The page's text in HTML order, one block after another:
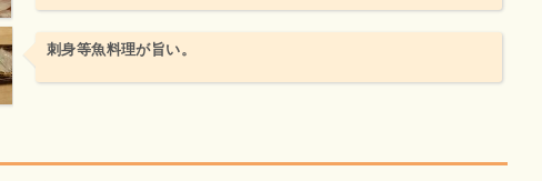
刺身等魚料理が旨い。